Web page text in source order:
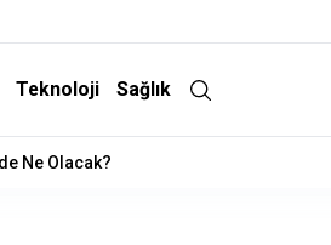
Teknoloji Sağlık